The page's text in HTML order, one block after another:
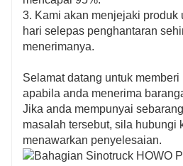
3. Kami akan menjejaki produk
hari selepas penghantaran
menerimanya.
Selamat datang untuk
apabila anda menerima
Jika anda mempunyai
masalah tersebut, sila hubungi
menawarkan penyelesaian.